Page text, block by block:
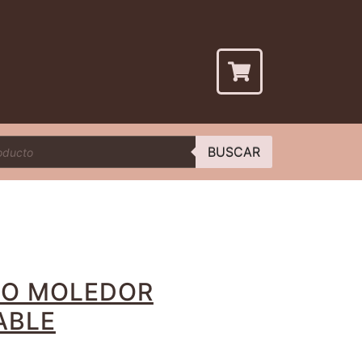
BUSCAR
MOLEDOR